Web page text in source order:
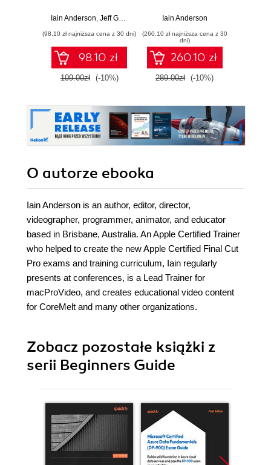
creating and
images, video, and
audio
Iain Anderson, Jeff Greenberg
(98,10 zł najniższa cena z 30 dni)
98.10 zł
109.00zł (-10%)
editing with FCP
Iain Anderson
(260,10 zł najniższa cena z 30
dni)
260.10 zł
289.00zł (-10%)
O autorze ebooka
Iain Anderson is an author, editor, director,
videographer, programmer, animator, and educator
based in Brisbane, Australia. An Apple Certified Trainer
who helped to create the new Apple Certified Final Cut
Pro exams and training curriculum, Iain regularly
presents at conferences, is a Lead Trainer for
macProVideo, and creates educational video content
for CoreMelt and many other organizations.
Zobacz pozostałe książki z
serii Beginners Guide